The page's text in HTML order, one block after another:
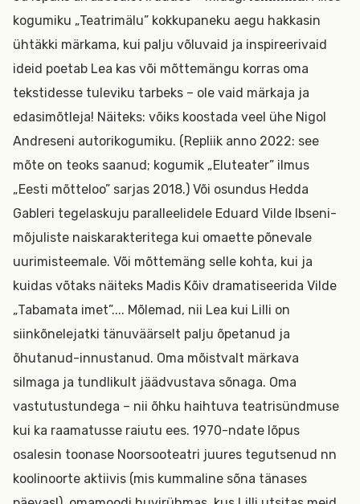
kogumiku „Teatrimälu” kokkupaneku aegu hakkasin
ühtäkki märkama, kui palju võluvaid ja inspireerivaid
ideid poetab Lea kas või mõttemängu korras oma
tekstidesse tuleviku tarbeks – ole vaid märkaja ja
edasimõtleja! Näiteks: võiks koostada veel ühe Nigol
Andreseni autorikogumiku. (Repliik anno 2022: see
mõte on teoks saanud; kogumik „Eluteater” ilmus
„Eesti mõtteloo” sarjas 2018.) Või osundus Hedda
Gableri tegelaskuju paralleelidele Eduard Vilde Ibseni-
mõjuliste naiskarakteritega kui omaette põnevale
uurimisteemale. Või mõttemäng selle kohta, kui ja
kuidas võtaks näiteks Madis Kõiv dramatiseerida Vilde
„Tabamata imet”.... Mõlemad, nii Lea kui Lilli on
siinkõnelejatki tänuväärselt palju õpetanud ja
õhutanud-innustanud. Oma mõistvalt märkava
silmaga ja tundlikult jäädvustava sõnaga. Oma
vastutustundega – nii õhku haihtuva teatrisündmuse
kui ka raamatusse raiutu ees. 1970-ndate lõpus
osalesin toonase Noorsooteatri juures tegutsenud nn
koolinoorte aktiivis (mis kummaline sõna tänases